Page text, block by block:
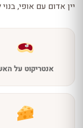
יין אדום עם אופי,
אנטריקוט על